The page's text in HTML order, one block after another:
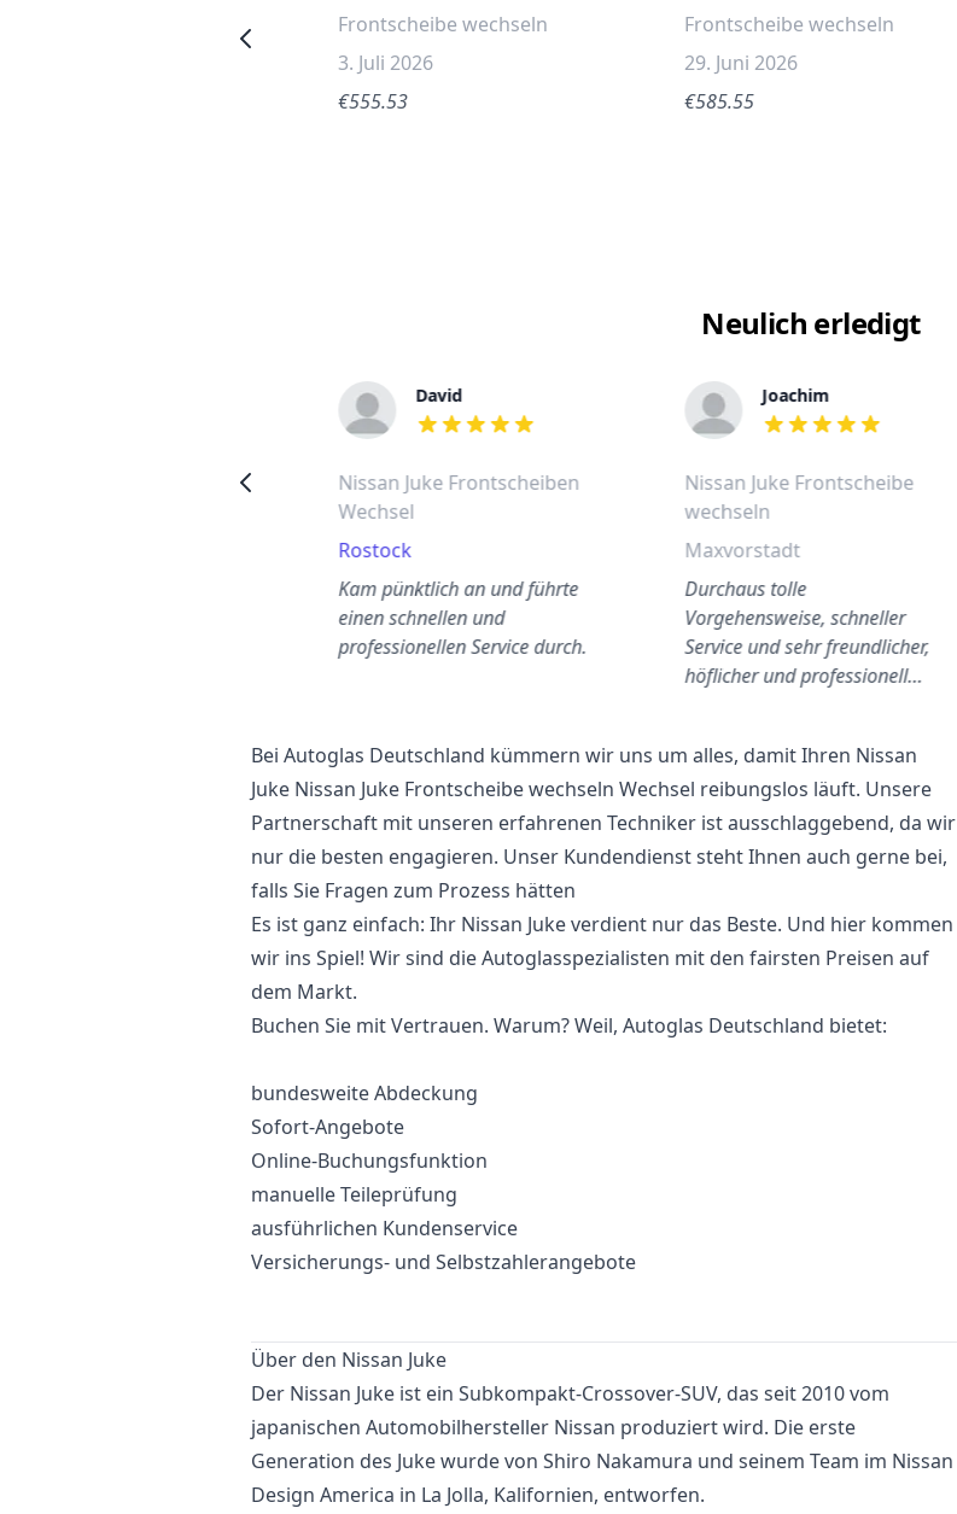
Frontscheibe wechseln
3. Juli 2026
€555.53
Frontscheibe wechseln
29. Juni 2026
€585.55
Neulich erledigt
David
out of 5 stars
Nissan Juke Frontscheiben
Wechsel
Rostock
Kam pünktlich an und führte
einen schnellen und
professionellen Service durch.
Joachim
out of 5 stars
Nissan Juke Frontscheibe
wechseln
Maxvorstadt
Durchaus tolle
Vorgehensweise, schneller
Service und sehr freundlicher,
höflicher und professionell…
Bei Autoglas Deutschland kümmern wir uns um alles, damit Ihren Nissan
Juke Nissan Juke Frontscheibe wechseln Wechsel reibungslos läuft. Unsere
Partnerschaft mit unseren erfahrenen Techniker ist ausschlaggebend, da wir
nur die besten engagieren. Unser Kundendienst steht Ihnen auch gerne bei,
falls Sie Fragen zum Prozess hätten
Es ist ganz einfach: Ihr Nissan Juke verdient nur das Beste. Und hier kommen
wir ins Spiel! Wir sind die Autoglasspezialisten mit den fairsten Preisen auf
dem Markt.
Buchen Sie mit Vertrauen. Warum? Weil, Autoglas Deutschland bietet:
bundesweite Abdeckung
Sofort-Angebote
Online-Buchungsfunktion
manuelle Teileprüfung
ausführlichen Kundenservice
Versicherungs- und Selbstzahlerangebote
Über den Nissan Juke
Der Nissan Juke ist ein Subkompakt-Crossover-SUV, das seit 2010 vom
japanischen Automobilhersteller Nissan produziert wird. Die erste
Generation des Juke wurde von Shiro Nakamura und seinem Team im Nissan
Design America in La Jolla, Kalifornien, entworfen.